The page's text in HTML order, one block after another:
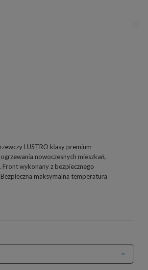
LUSTRO klasy premium
nowoczesnych mieszkań,
wykonany z bezpiecznego
maksymalna temperatura